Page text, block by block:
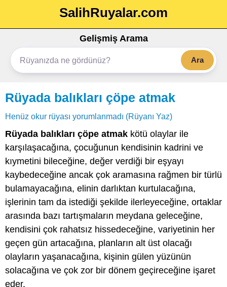
SalihRuyalar.com
Gelişmiş Arama
Ara
Rüyada balıkları çöpe atmak
Henüz okur rüyası yorumlanmadı (Rüyanı Yaz)
Rüyada balıkları çöpe atmak kötü olaylar ile
karşılaşacağına, çocuğunun kendisinin kadrini ve
kıymetini bileceğine, değer verdiği bir eşyayı
kaybedeceğine ancak çok aramasına rağmen bir türlü
bulamayacağına, elinin darlıktan kurtulacağına,
işlerinin tam da istediği şekilde ilerleyeceğine, ortaklar
arasında bazı tartışmaların meydana geleceğine,
kendisini çok rahatsız hissedeceğine, variyetinin her
geçen gün artacağına, planların alt üst olacağı
olayların yaşanacağına, kişinin gülen yüzünün
solacağına ve çok zor bir dönem geçireceğine işaret
eder.